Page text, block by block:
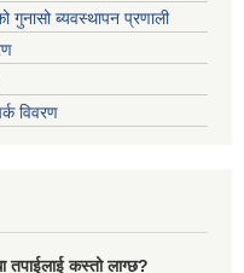
गुनासो ब्यवस्थापन प्रणाली
विवरण
तपाईलाई कस्तो लाग्छ?